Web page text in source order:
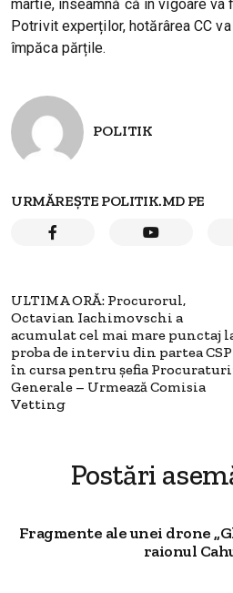
martie, înseamnă că în vigoare va
Potrivit experților, hotărârea CC
împăca părțile.
POLITIK
URMĂREȘTE POLITIK.MD PE
ULTIMA ORĂ: Procurorul,
Octavian Iachimovschi a
acumulat cel mai mare punctaj
proba de interviu din partea CSP
în cursa pentru șefia
Generale – Urmează Comisia
Vetting
Postări
Fragmente ale unei drone
raionul